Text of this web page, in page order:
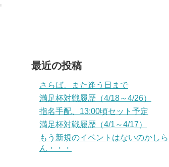
最近の投稿
さらば、また逢う日まで
満足杯対戦履歴（4/18～4/26）
指名手配、13:00頃セット予定
満足杯対戦履歴（4/1～4/17）
もう新規のイベントはないのかしら
ん・・・